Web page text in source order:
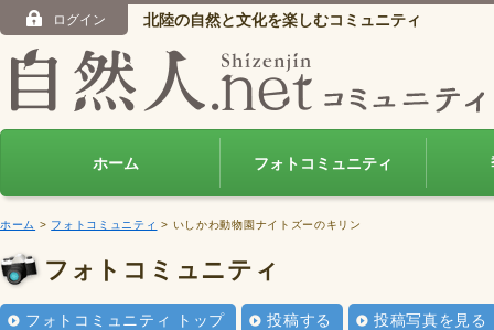
ログイン 北陸の自然と文化を楽しむコミュニティ
ホーム フォトコミュニティ
ホーム > フォトコミュニティ > いしかわ動物園ナイトズーのキリン
フォトコミュニティ
フォトコミュニティ トップ 投稿する 投稿写真を見る